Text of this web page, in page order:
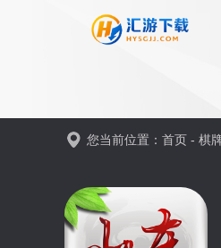
您当前位置： 首页 - 棋